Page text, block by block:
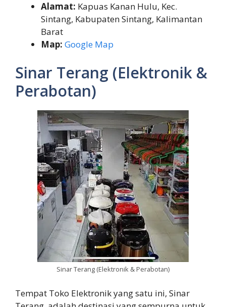
Alamat: Kapuas Kanan Hulu, Kec.
Sintang, Kabupaten Sintang, Kalimantan
Barat
Map: Google Map
Sinar Terang (Elektronik &
Perabotan)
Sinar Terang (Elektronik & Perabotan)
Tempat Toko Elektronik yang satu ini, Sinar